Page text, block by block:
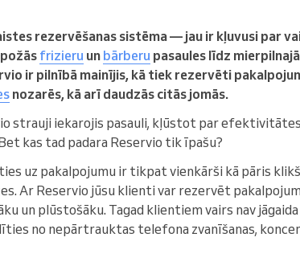
rezervēšanas sistēma — jau ir kļuvusi par
frizieru un bārberu pasaules līdz
ir pilnībā mainījis, kā tiek rezervēti
nozarēs, kā arī daudzās citās jomās.
strauji iekarojis pasauli, kļūstot par
kas tad padara Reservio tik īpašu?
uz pakalpojumu ir tikpat vienkārši kā pāris
Ar Reservio jūsu klienti var rezervēt
un plūstošāku. Tagad klientiem vairs nav
no nepārtrauktas telefona zvanīšanas,